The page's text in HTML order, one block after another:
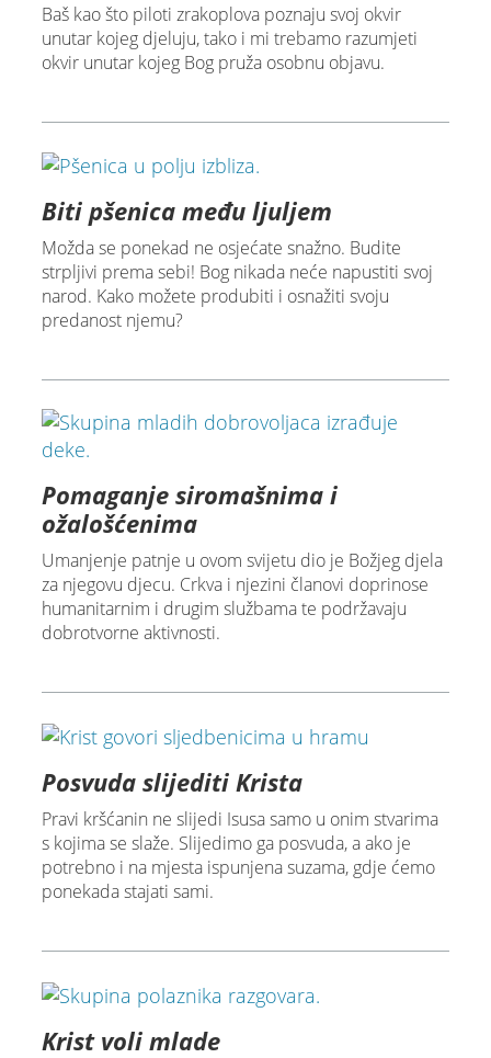
Baš kao što piloti zrakoplova poznaju svoj okvir
unutar kojeg djeluju, tako i mi trebamo razumjeti
okvir unutar kojeg Bog pruža osobnu objavu.
Biti pšenica među ljuljem
Možda se ponekad ne osjećate snažno. Budite
strpljivi prema sebi! Bog nikada neće napustiti svoj
narod. Kako možete produbiti i osnažiti svoju
predanost njemu?
Pomaganje siromašnima i
ožalošćenima
Umanjenje patnje u ovom svijetu dio je Božjeg djela
za njegovu djecu. Crkva i njezini članovi doprinose
humanitarnim i drugim službama te podržavaju
dobrotvorne aktivnosti.
Posvuda slijediti Krista
Pravi kršćanin ne slijedi Isusa samo u onim stvarima
s kojima se slaže. Slijedimo ga posvuda, a ako je
potrebno i na mjesta ispunjena suzama, gdje ćemo
ponekada stajati sami.
Krist voli mlade